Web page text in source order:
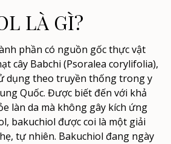
LÀ GÌ?
phần có nguồn gốc thực vật
cây Babchi (Psoralea corylifolia),
dụng theo truyền thống trong y
Quốc. Được biết đến với khả
làn da mà không gây kích ứng
bakuchiol được coi là một giải
tự nhiên. Bakuchiol đang ngày